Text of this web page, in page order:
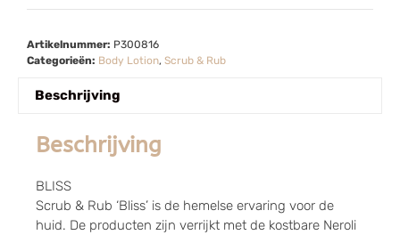
Artikelnummer: P300816
Categorieën: Body Lotion, Scrub & Rub
Beschrijving
Beschrijving
BLISS
Scrub & Rub ‘Bliss’ is de hemelse ervaring voor de
huid. De producten zijn verrijkt met de kostbare Neroli